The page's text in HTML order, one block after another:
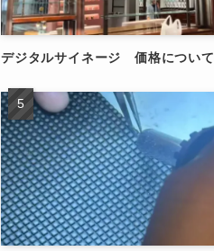
デジタルサイネージ 価格について